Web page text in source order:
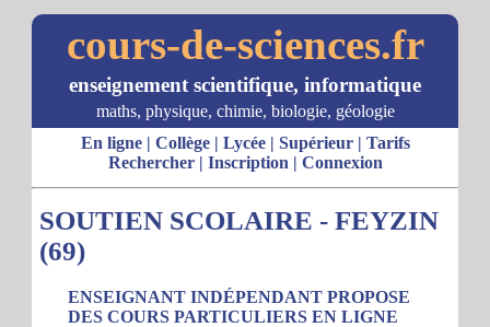
cours-de-sciences.fr
enseignement scientifique, informatique
maths, physique, chimie, biologie, géologie
En ligne| Collège| Lycée| Supérieur| Tarifs
Rechercher| Inscription | Connexion
SOUTIEN SCOLAIRE - FEYZIN
(69)
ENSEIGNANT INDÉPENDANT PROPOSE
DES COURS PARTICULIERS EN LIGNE